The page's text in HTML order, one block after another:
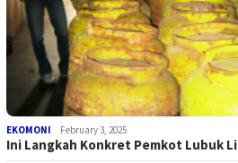
EKOMONI February 3, 2025
Ini Langkah Konkret Pemkot Lubuk